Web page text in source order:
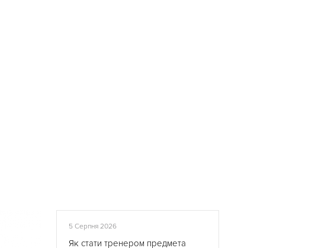
5 Серпня 2026
Як стати тренером предмета